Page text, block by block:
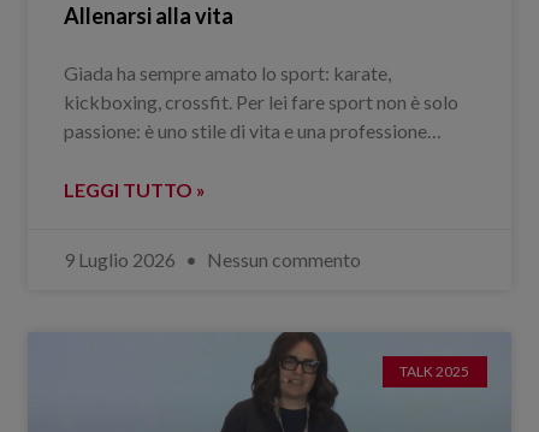
Allenarsi alla vita
Giada ha sempre amato lo sport: karate,
kickboxing, crossfit. Per lei fare sport non è solo
passione: è uno stile di vita e una professione…
LEGGI TUTTO »
9 Luglio 2026 Nessun commento
TALK 2025